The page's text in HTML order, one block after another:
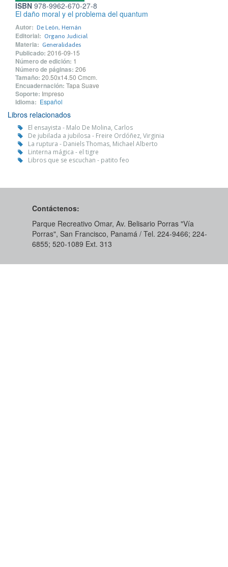
ISBN 978-9962-670-27-8
El daño moral y el problema del quantum
Autor: De León, Hernán
Editorial: Organo Judicial
Materia: Generalidades
Publicado: 2016-09-15
Número de edición: 1
Número de páginas: 206
Tamaño: 20.50x14.50 Cmcm.
Encuadernación: Tapa Suave
Soporte: Impreso
Idioma: Español
Libros relacionados
El ensayista - Malo De Molina, Carlos
De jubilada a jubilosa - Freire Ordóñez, Virginia
La ruptura - Daniels Thomas, Michael Alberto
Linterna mágica - el tigre
Libros que se escuchan - patito feo
Contáctenos:
Parque Recreativo Omar, Av. Belisario Porras "Vía
Porras", San Francisco, Panamá / Tel. 224-9466; 224-
6855; 520-1089​ Ext. 313